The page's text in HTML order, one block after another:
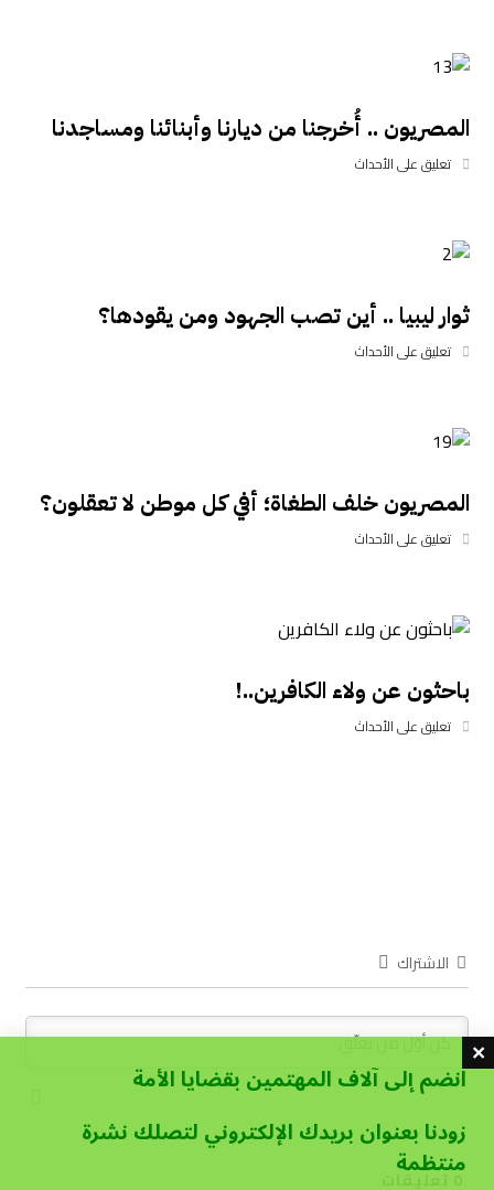
المصريون .. أُخرجنا من ديارنا وأبنائنا ومساجدنا
تعليق على الأحداث
ثوار ليبيا .. أين تصب الجهود ومن يقودها؟
تعليق على الأحداث
المصريون خلف الطغاة؛ أفي كل موطن لا تعقلون؟
تعليق على الأحداث
باحثون عن ولاء الكافرين..!
تعليق على الأحداث
الاشتراك
0تعليقات
انضم إلى آلاف المهتمين بقضايا الأمة
زودنا بعنوان بريدك الإلكتروني لتصلك نشرة
منتظمة